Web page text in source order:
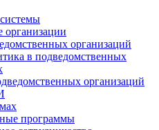
организации
организаций
в подведомственных
организаций
программы